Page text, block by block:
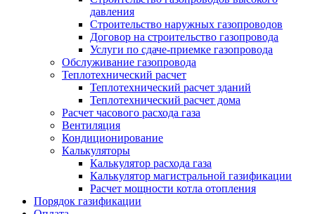
давления
Строительство наружных газопроводов
Договор на строительство газопровода
Услуги по сдаче-приемке газопровода
Обслуживание газопровода
Теплотехнический расчет
Теплотехнический расчет зданий
Теплотехнический расчет дома
Расчет часового расхода газа
Вентиляция
Кондиционирование
Калькуляторы
Калькулятор расхода газа
Калькулятор магистральной газификации
Расчет мощности котла отопления
Порядок газификации